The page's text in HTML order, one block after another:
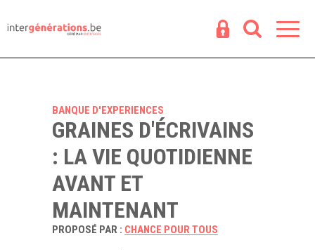
BANQUE D'EXPERIENCES
GRAINES D'ÉCRIVAINS
: LA VIE QUOTIDIENNE
AVANT ET
MAINTENANT
PROPOSÉ PAR : CHANCE POUR TOUS